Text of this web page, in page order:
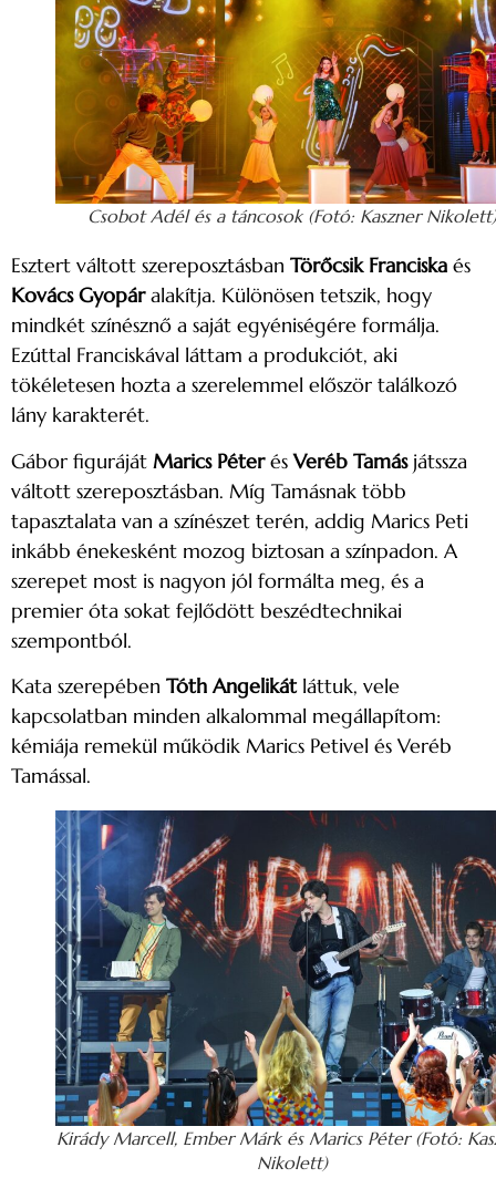
Csobot Adél és a táncosok (Fotó: Kaszner Nikolett)
Esztert váltott szereposztásban Törőcsik Franciska és
Kovács Gyopáralakítja. Különösen tetszik, hogy
mindkét színésznő a saját egyéniségére formálja.
Ezúttal Franciskával láttam a produkciót, aki
tökéletesen hozta a szerelemmel először találkozó
lány karakterét.
Gábor figuráját Marics PéterésVeréb Tamásjátssza
váltott szereposztásban. Míg Tamásnak több
tapasztalata van a színészet terén, addig Marics Peti
inkább énekesként mozog biztosan a színpadon. A
szerepet most is nagyon jól formálta meg, és a
premier óta sokat fejlődött beszédtechnikai
szempontból.
Kata szerepében Tóth Angelikátláttuk, vele
kapcsolatban minden alkalommal megállapítom:
kémiája remekül működik Marics Petivel és Veréb
Tamással.
Kirády Marcell, Ember Márk és Marics Péter (Fotó:
Nikolett)